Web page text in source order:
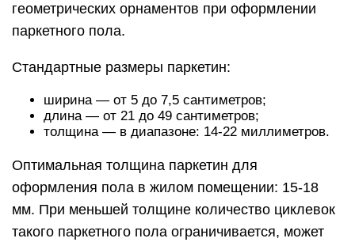
геометрических орнаментов при оформлении
паркетного пола.
Стандартные размеры паркетин:
ширина — от 5 до 7,5 сантиметров;
длина — от 21 до 49 сантиметров;
толщина — в диапазоне: 14-22 миллиметров.
Оптимальная толщина паркетин для
оформления пола в жилом помещении: 15-18
мм. При меньшей толщине количество циклевок
такого паркетного пола ограничивается, может